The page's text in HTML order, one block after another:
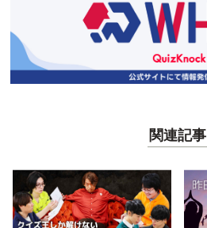
関連記事